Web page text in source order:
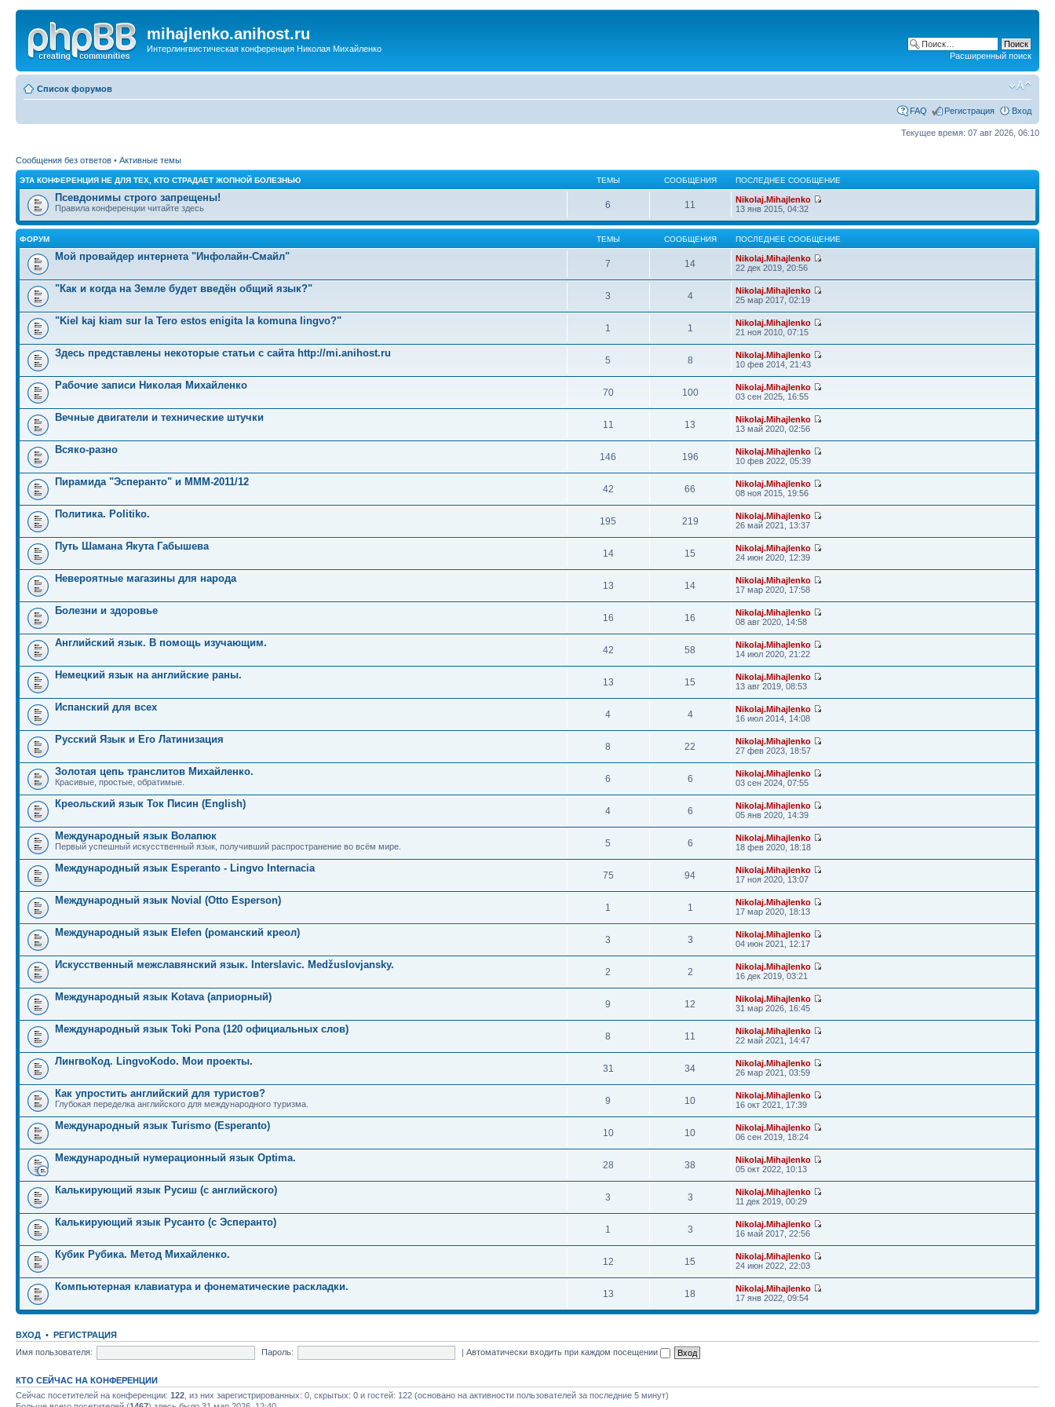
mihajlenko.anihost.ru
Интерлингвистическая конференция Николая Михайленко
Расширенный поиск
Список форумов
FAQ Регистрация Вход
Текущее время: 07 авг 2026, 06:10
Сообщения без ответов • Активные темы
ЭТА КОНФЕРЕНЦИЯ НЕ ДЛЯ ТЕХ, КТО СТРАДАЕТ ЖОПНОЙ БОЛЕЗНЬЮ ТЕМЫ СООБЩЕНИЯ ПОСЛЕДНЕЕ СООБЩЕНИЕ
Псевдонимы строго запрещены!
Правила конференции читайте здесь 6 11
Nikolaj.Mihajlenko
13 янв 2015, 04:32
ФОРУМ ТЕМЫ СООБЩЕНИЯ ПОСЛЕДНЕЕ СООБЩЕНИЕ
Мой провайдер интернета "Инфолайн-Смайл"
7 14
Nikolaj.Mihajlenko
22 дек 2019, 20:56
"Как и когда на Земле будет введён общий язык?"
3 4
Nikolaj.Mihajlenko
25 мар 2017, 02:19
"Kiel kaj kiam sur la Tero estos enigita la komuna lingvo?"
1 1
Nikolaj.Mihajlenko
21 ноя 2010, 07:15
Здесь представлены некоторые статьи с сайта http://mi.anihost.ru
5 8
Nikolaj.Mihajlenko
10 фев 2014, 21:43
Рабочие записи Николая Михайленко
70 100
Nikolaj.Mihajlenko
03 сен 2025, 16:55
Вечные двигатели и технические штучки
11 13
Nikolaj.Mihajlenko
13 май 2020, 02:56
Всяко-разно
146 196
Nikolaj.Mihajlenko
10 фев 2022, 05:39
Пирамида "Эсперанто" и MMM-2011/12
42 66
Nikolaj.Mihajlenko
08 ноя 2015, 19:56
Политика. Politiko.
195 219
Nikolaj.Mihajlenko
26 май 2021, 13:37
Путь Шамана Якута Габышева
14 15
Nikolaj.Mihajlenko
24 июн 2020, 12:39
Невероятные магазины для народа
13 14
Nikolaj.Mihajlenko
17 мар 2020, 17:58
Болезни и здоровье
16 16
Nikolaj.Mihajlenko
08 авг 2020, 14:58
Английский язык. В помощь изучающим.
42 58
Nikolaj.Mihajlenko
14 июл 2020, 21:22
Немецкий язык на английские раны.
13 15
Nikolaj.Mihajlenko
13 авг 2019, 08:53
Испанский для всех
4 4
Nikolaj.Mihajlenko
16 июл 2014, 14:08
Русский Язык и Его Латинизация
8 22
Nikolaj.Mihajlenko
27 фев 2023, 18:57
Золотая цепь транслитов Михайленко.
Красивые, простые, обратимые. 6 6
Nikolaj.Mihajlenko
03 сен 2024, 07:55
Креольский язык Ток Писин (English)
4 6
Nikolaj.Mihajlenko
05 янв 2020, 14:39
Международный язык Волапюк
Первый успешный искусственный язык, получивший распространение во всём мире. 5 6
Nikolaj.Mihajlenko
18 фев 2020, 18:18
Международный язык Esperanto - Lingvo Internacia
75 94
Nikolaj.Mihajlenko
17 ноя 2020, 13:07
Международный язык Novial (Otto Esperson)
1 1
Nikolaj.Mihajlenko
17 мар 2020, 18:13
Международный язык Elefen (романский креол)
3 3
Nikolaj.Mihajlenko
04 июн 2021, 12:17
Искусственный межславянский язык. Interslavic. Medžuslovjansky.
2 2
Nikolaj.Mihajlenko
16 дек 2019, 03:21
Международный язык Kotava (априорный)
9 12
Nikolaj.Mihajlenko
31 мар 2026, 16:45
Международный язык Toki Pona (120 официальных слов)
8 11
Nikolaj.Mihajlenko
22 май 2021, 14:47
ЛингвоКод. LingvoKodo. Мои проекты.
31 34
Nikolaj.Mihajlenko
26 мар 2021, 03:59
Как упростить английский для туристов?
Глубокая переделка английского для международного туризма. 9 10
Nikolaj.Mihajlenko
16 окт 2021, 17:39
Международный язык Turismo (Esperanto)
10 10
Nikolaj.Mihajlenko
06 сен 2019, 18:24
Международный нумерационный язык Optima.
28 38
Nikolaj.Mihajlenko
05 окт 2022, 10:13
Калькирующий язык Русиш (с английского)
3 3
Nikolaj.Mihajlenko
11 дек 2019, 00:29
Калькирующий язык Русанто (с Эсперанто)
1 3
Nikolaj.Mihajlenko
16 май 2017, 22:56
Кубик Рубика. Метод Михайленко.
12 15
Nikolaj.Mihajlenko
24 июн 2022, 22:03
Компьютерная клавиатура и фонематические раскладки.
13 18
Nikolaj.Mihajlenko
17 янв 2022, 09:54
ВХОД • РЕГИСТРАЦИЯ
Имя пользователя:
Пароль: |Автоматически входить при каждом посещении
КТО СЕЙЧАС НА КОНФЕРЕНЦИИ
Сейчас посетителей на конференции: 122 , из них зарегистрированных: 0, скрытых: 0 и гостей: 122 (основано на активности пользователей за последние 5 минут)